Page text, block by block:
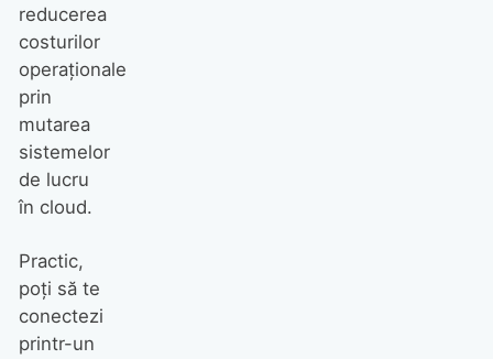
reducerea
costurilor
operaționale
prin
mutarea
sistemelor
de lucru
în cloud.
Practic,
poți să te
conectezi
printr-un